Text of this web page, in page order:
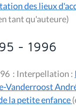
des lieux
(en tant qu'auteure)
- 1996
: Interpellation :
Vanderroost
la petite enfance